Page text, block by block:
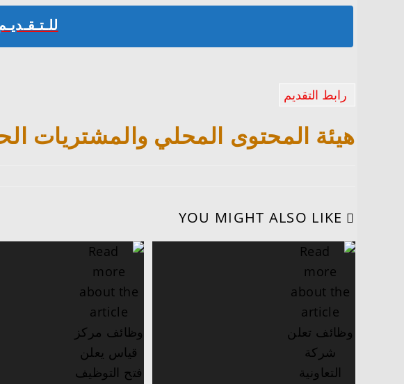
رابط التقديم
هيئة المحتوى المحلي والمشتريات
YOU MIGHT ALSO LIKE